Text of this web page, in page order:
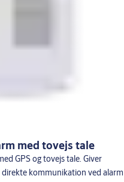
med tovejs tale
GPS og tovejs tale. Giver
kommunikation ved alarm